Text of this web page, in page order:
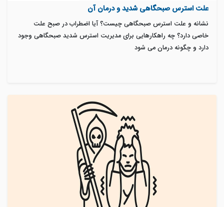
علت استرس صبحگاهی شدید و درمان آن
نشانه و علت استرس صبحگاهی چیست؟ آیا اضطراب در صبح علت
خاصی دارد؟ چه راهکارهایی برای مدیریت استرس شدید صبحگاهی وجود
دارد و چگونه درمان می شود